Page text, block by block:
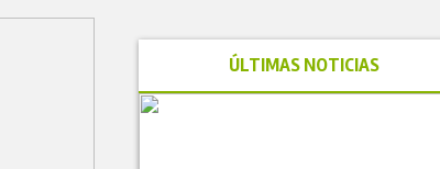
ÚLTIMAS NOTICIAS